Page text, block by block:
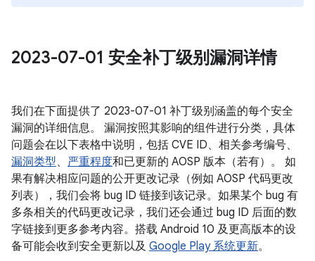
2023-07-01 安全补丁级别漏洞详情
我们在下面提供了 2023-07-01 补丁级别涵盖的每个安全
漏洞的详细信息。 漏洞按照其影响的组件进行分类，具体
问题会在以下表格中说明，包括 CVE ID、相关参考编号、
漏洞类型、 严重程度和已更新的 AOSP 版本（若有）。 如
果有解决相应问题的公开更改记录（例如 AOSP 代码更改
列表），我们会将 bug ID 链接到该记录。如果某个 bug 有
多条相关的代码更改记录，我们还会通过 bug ID 后面的数
字链接到更多参考内容。搭载 Android 10 及更高版本的设
备可能会收到安全更新以及 Google Play 系统更新。